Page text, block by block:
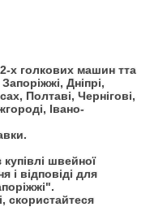
х голкових машин тта
Дніпрі,
Полтаві, Чернігові,
Івано-
швейної
і відповіді для
скористайтеся